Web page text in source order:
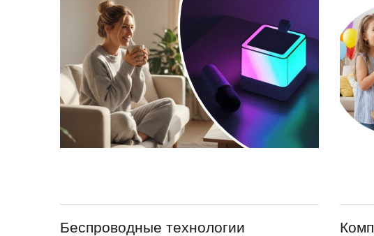
Беспроводные технологии